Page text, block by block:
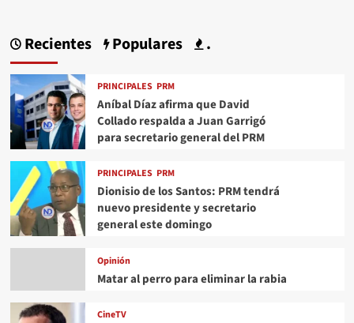
Recientes Populares .
PRINCIPALES PRM
Aníbal Díaz afirma que David
Collado respalda a Juan Garrigó
para secretario general del PRM
PRINCIPALES PRM
Dionisio de los Santos: PRM tendrá
nuevo presidente y secretario
general este domingo
Opinión
Matar al perro para eliminar la rabia
CineTV